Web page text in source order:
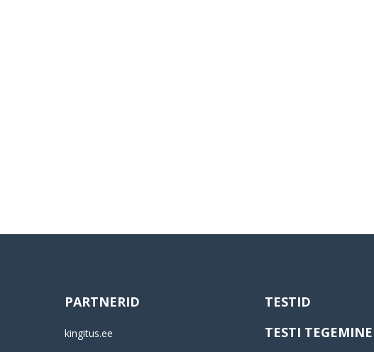
PARTNERID
kingitus.ee
TESTID
TESTI TEGEMINE